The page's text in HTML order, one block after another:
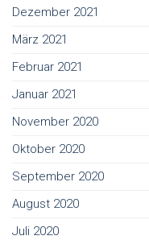
Dezember 2021
März 2021
Februar 2021
Januar 2021
November 2020
Oktober 2020
September 2020
August 2020
Juli 2020